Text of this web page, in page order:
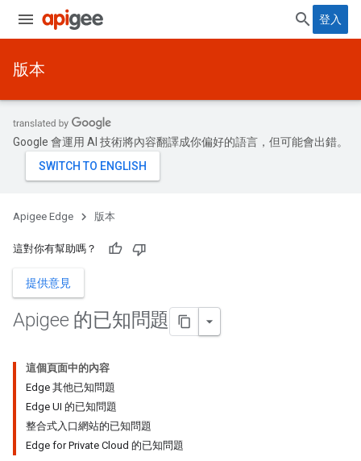
登入
版本
Google 會運用 AI 技術將內容翻譯成你偏好的語言，但可能會出錯。
Apigee Edge 版本
這對你有幫助嗎？
提供意見
Apigee 的已知問題
這個頁面中的內容
Edge 其他已知問題
Edge UI 的已知問題
整合式入口網站的已知問題
Edge for Private Cloud 的已知問題